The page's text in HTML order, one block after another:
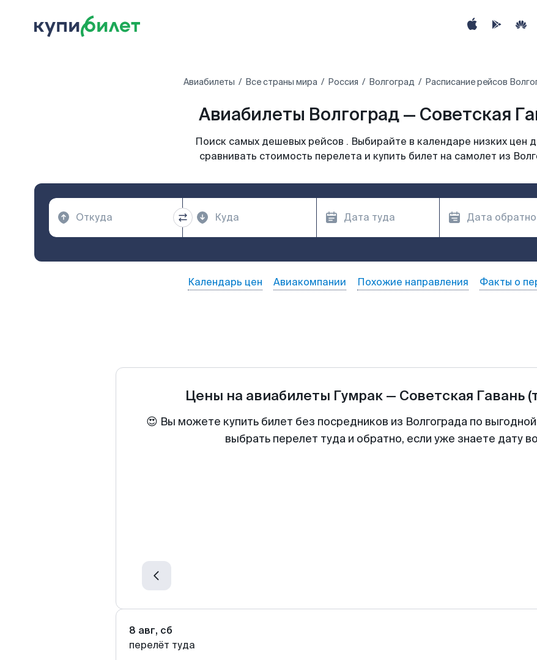
Авиабилеты Все страны мира Россия Волгоград Расписание рейсов
Авиабилеты Волгоград — Советская
Поиск самых дешевых рейсов . Выбирайте в календаре низких цен
сравнивать стоимость перелета и купить билет на самолет из
Календарь цен Авиакомпании Похожие направления Факты о
Цены на авиабилеты Гумрак— Советская Гавань
😍 Вы можете купить билет без посредников из Волгограда по
выбрать перелет туда и обратно, если уже знаете дату
8 авг, сб
перелёт туда